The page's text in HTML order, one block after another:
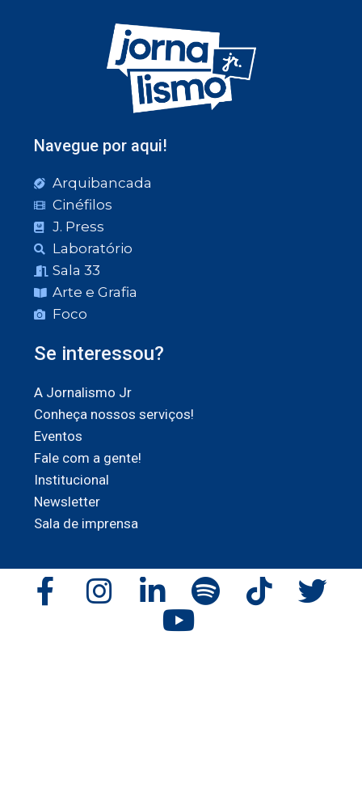
Navegue por aqui!
Arquibancada
Cinéfilos
J. Press
Laboratório
Sala 33
Arte e Grafia
Foco
Se interessou?
A Jornalismo Jr
Conheça nossos serviços!
Eventos
Fale com a gente!
Institucional
Newsletter
Sala de imprensa